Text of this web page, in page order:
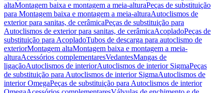
altaMontagem baixa e montagem a meia-alturaPeças de substituição
para Montagem baixa e montagem a meia-alturaAutoclismos de
exterior para sanitas, de cerâmicaPeças de substituição para
Autoclismos de exterior para sanitas, de cerâmicaAcopladoPeças de
substituição para AcopladoTubos de descarga para autoclismo de
exteriorMontagem altaMontagem baixa e montagem a meia-
alturaAcessórios complementaresVedantesMangas de
ligaçãoAutoclismos de interiorAutoclismos de interior SigmaPeças
de substituição para Autoclismos de interior SigmaAutoclismos de
interior OmegaPeças de substituição para Autoclismos de interior